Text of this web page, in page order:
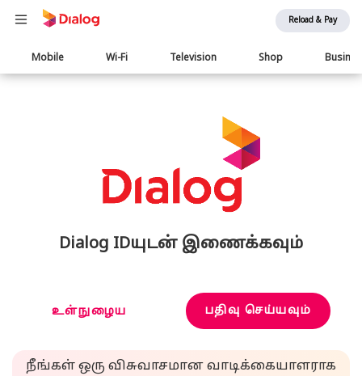
Reload & Pay
Main
navigation
Mobile Wi-Fi Television Shop
Dialog IDயுடன் இணைக்கவும்
உள்நுழைய பதிவு செய்யவும்
நீங்கள் ஒரு விசுவாசமான வாடிக்கையாளராக